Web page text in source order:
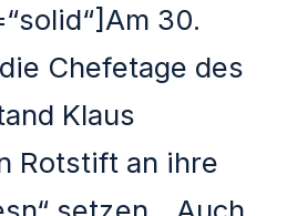
30.
Chefetage des
Klaus
Rotstift an ihre